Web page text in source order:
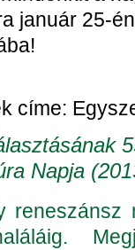
január 25-
címe:
Napja